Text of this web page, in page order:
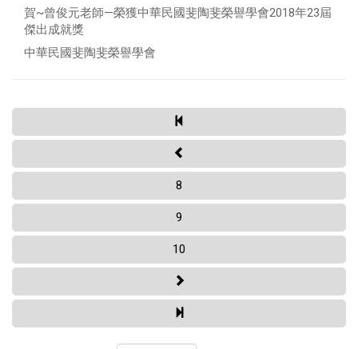
賀~曾俊元老師—榮獲中華民國斐陶斐榮譽學會2018年23屆
傑出成就獎
中華民國斐陶斐榮譽學會
8
9
10